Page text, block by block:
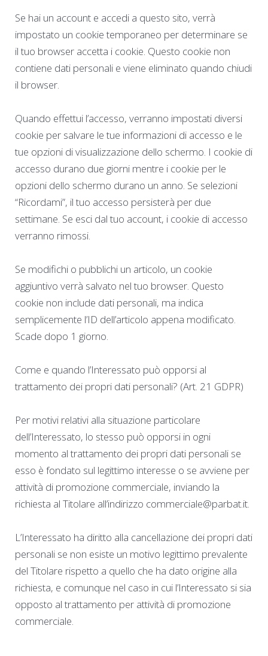
Se hai un account e accedi a questo sito, verrà
impostato un cookie temporaneo per determinare se
il tuo browser accetta i cookie. Questo cookie non
contiene dati personali e viene eliminato quando chiudi
il browser.
Quando effettui l’accesso, verranno impostati diversi
cookie per salvare le tue informazioni di accesso e le
tue opzioni di visualizzazione dello schermo. I cookie di
accesso durano due giorni mentre i cookie per le
opzioni dello schermo durano un anno. Se selezioni
“Ricordami”, il tuo accesso persisterà per due
settimane. Se esci dal tuo account, i cookie di accesso
verranno rimossi.
Se modifichi o pubblichi un articolo, un cookie
aggiuntivo verrà salvato nel tuo browser. Questo
cookie non include dati personali, ma indica
semplicemente l’ID dell’articolo appena modificato.
Scade dopo 1 giorno.
Come e quando l’Interessato può opporsi al
trattamento dei propri dati personali? (Art. 21 GDPR)
Per motivi relativi alla situazione particolare
dell’Interessato, lo stesso può opporsi in ogni
momento al trattamento dei propri dati personali se
esso è fondato sul legittimo interesse o se avviene per
attività di promozione commerciale, inviando la
richiesta al Titolare all’indirizzo commerciale@parbat.it.
L’Interessato ha diritto alla cancellazione dei propri dati
personali se non esiste un motivo legittimo prevalente
del Titolare rispetto a quello che ha dato origine alla
richiesta, e comunque nel caso in cui l’Interessato si sia
opposto al trattamento per attività di promozione
commerciale.